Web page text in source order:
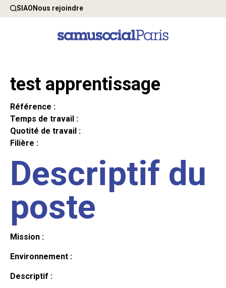
SIAONous rejoindre
test apprentissage
Référence :
Temps de travail :
Quotité de travail :
Filière :
Descriptif du
poste
Mission :
Environnement :
Descriptif :